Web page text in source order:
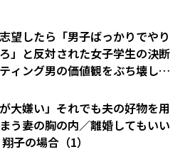
望したら「男子ばっかりでやり
」と反対された女子学生の決断
ィング男の価値観をぶち壊した
が大嫌い」それでも夫の好物を用
う妻の胸の内／離婚してもいい
子の場合（1）